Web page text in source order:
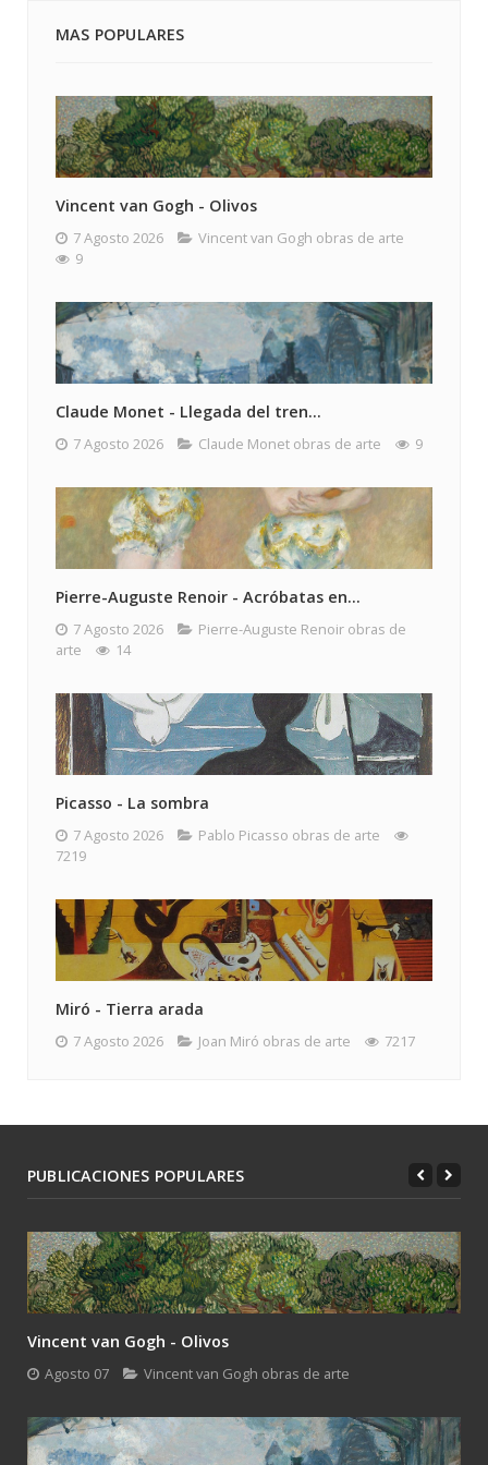
MAS POPULARES
Vincent van Gogh - Olivos
7 Agosto 2026
Vincent van Gogh obras de arte
9
Claude Monet - Llegada del tren...
7 Agosto 2026 Claude Monet obras de arte 9
Pierre-Auguste Renoir - Acróbatas en...
7 Agosto 2026
Pierre-Auguste Renoir obras de
arte
14
Picasso - La sombra
7 Agosto 2026
Pablo Picasso obras de arte
7219
Miró - Tierra arada
7 Agosto 2026 Joan Miró obras de arte 7217
PUBLICACIONES POPULARES
Vincent van Gogh - Olivos
Agosto 07 Vincent van Gogh obras de arte